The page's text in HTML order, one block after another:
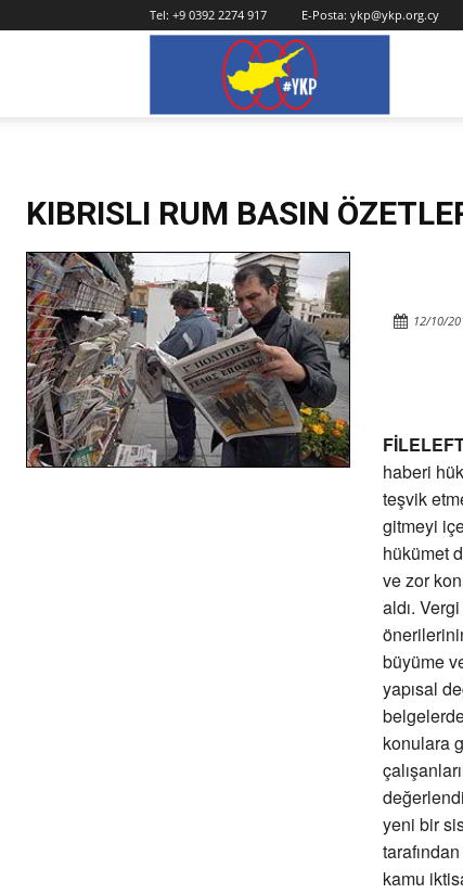
Tel: +9 0392 2274 917 E-Posta: ykp@ykp.org.cy
KIBRISLI RUM BASIN
12/10/
haberi
teşvik
gitmeyi
hükümet
ve zor
aldı.
büyüme
yapısal
konulara
yeni bir
kamu